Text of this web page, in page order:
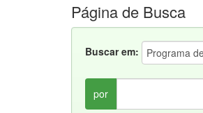
Página de Busca
Buscar em:
por